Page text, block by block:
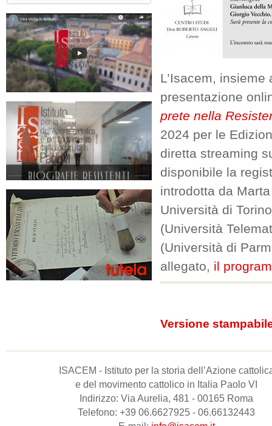
L’Isacem,
presentazione
prete nella
2024 per le
diretta streaming
disponibile la
introdotta da
Università di
(Università
(Università di
allegato, il
Versione
ISACEM - Istituto per la storia dell’Azione
e del movimento cattolico in Italia Paolo VI
Indirizzo: Via Aurelia, 481 - 00165 Roma
Telefono: +39 06.6627925 - 06.66132443